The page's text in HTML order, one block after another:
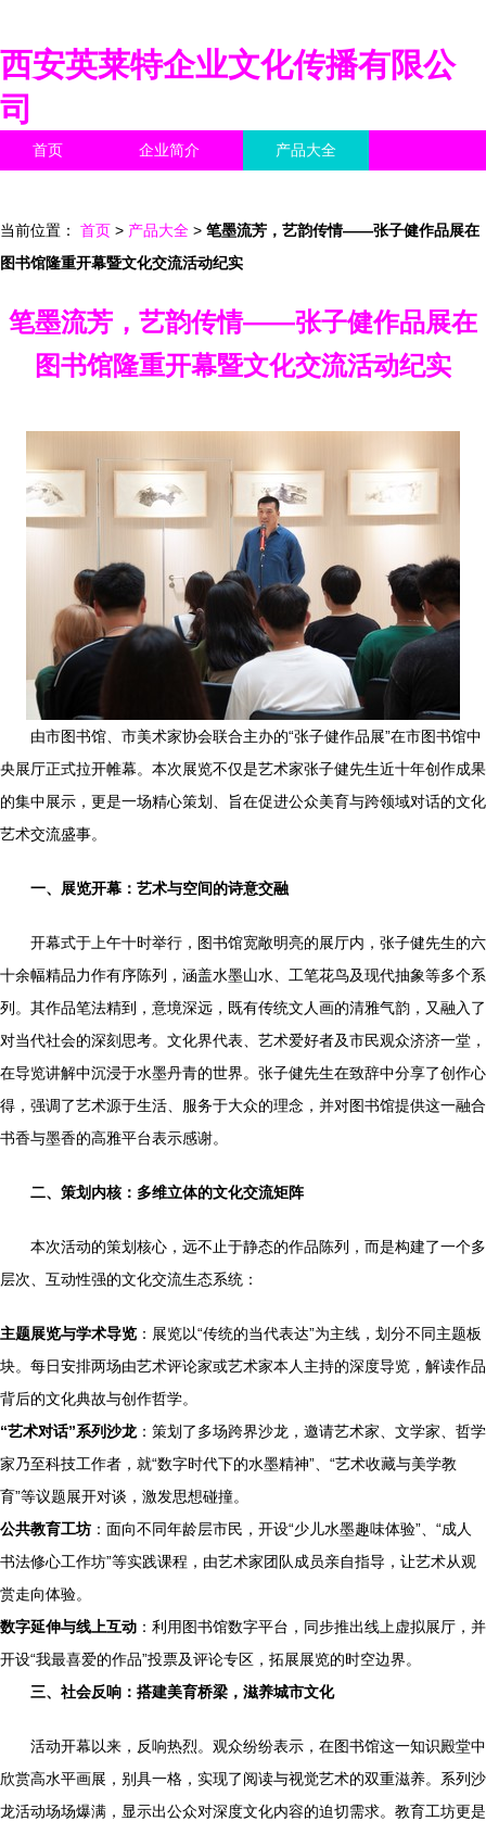
西安英莱特企业文化传播有限公
司
首页 企业简介 产品大全
当前位置： 首页 > 产品大全 > 笔墨流芳，艺韵传情——张子健作品展在
图书馆隆重开幕暨文化交流活动纪实
笔墨流芳，艺韵传情——张子健作品展在
图书馆隆重开幕暨文化交流活动纪实
由市图书馆、市美术家协会联合主办的“张子健作品展”在市图书馆中
央展厅正式拉开帷幕。本次展览不仅是艺术家张子健先生近十年创作成果
的集中展示，更是一场精心策划、旨在促进公众美育与跨领域对话的文化
艺术交流盛事。
一、展览开幕：艺术与空间的诗意交融
开幕式于上午十时举行，图书馆宽敞明亮的展厅内，张子健先生的六
十余幅精品力作有序陈列，涵盖水墨山水、工笔花鸟及现代抽象等多个系
列。其作品笔法精到，意境深远，既有传统文人画的清雅气韵，又融入了
对当代社会的深刻思考。文化界代表、艺术爱好者及市民观众济济一堂，
在导览讲解中沉浸于水墨丹青的世界。张子健先生在致辞中分享了创作心
得，强调了艺术源于生活、服务于大众的理念，并对图书馆提供这一融合
书香与墨香的高雅平台表示感谢。
二、策划内核：多维立体的文化交流矩阵
本次活动的策划核心，远不止于静态的作品陈列，而是构建了一个多
层次、互动性强的文化交流生态系统：
主题展览与学术导览 ：展览以“传统的当代表达”为主线，划分不同主题板
块。每日安排两场由艺术评论家或艺术家本人主持的深度导览，解读作品
背后的文化典故与创作哲学。
“艺术对话”系列沙龙 ：策划了多场跨界沙龙，邀请艺术家、文学家、哲学
家乃至科技工作者，就“数字时代下的水墨精神”、“艺术收藏与美学教
育”等议题展开对谈，激发思想碰撞。
公共教育工坊 ：面向不同年龄层市民，开设“少儿水墨趣味体验”、“成人
书法修心工作坊”等实践课程，由艺术家团队成员亲自指导，让艺术从观
赏走向体验。
数字延伸与线上互动 ：利用图书馆数字平台，同步推出线上虚拟展厅，并
开设“我最喜爱的作品”投票及评论专区，拓展展览的时空边界。
三、社会反响：搭建美育桥梁，滋养城市文化
活动开幕以来，反响热烈。观众纷纷表示，在图书馆这一知识殿堂中
欣赏高水平画展，别具一格，实现了阅读与视觉艺术的双重滋养。系列沙
龙活动场场爆满，显示出公众对深度文化内容的迫切需求。教育工坊更是